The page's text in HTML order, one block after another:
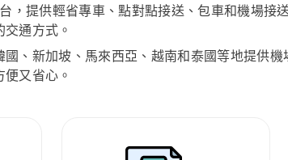
，提供輕省專車、點對點接送、包車和機場接
通方式。
、新加坡、馬來西亞、越南和泰國等地提供
又省心。